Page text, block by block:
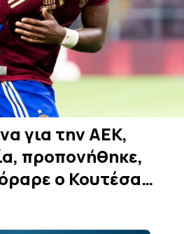
για την ΑΕΚ,
προπονήθηκε,
ο Κουτέσα…